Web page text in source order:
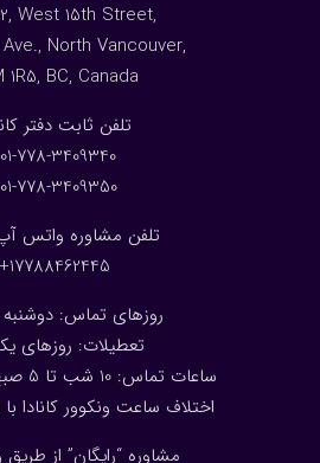
West 15th Street,
North Vancouver,
1R5, BC, Canada
:تلفن ثابت دفتر
778-3409340
778-3409350
تلفن مشاوره واتس آپ
17788462445+
روزهای تماس: دوشنبه
تعطیلات: روزهای
ساعات تماس: 10 شب تا 5 صبح به وقت ایران
اختلاف ساعت ونکوور کانادا با
مشاوره “رایگان” از